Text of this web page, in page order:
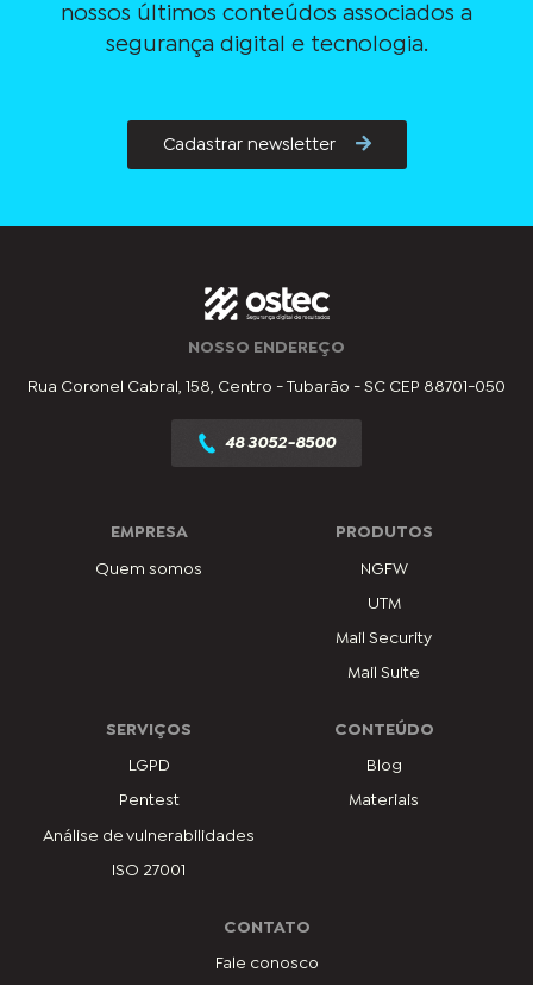
nossos últimos conteúdos associados a
segurança digital e tecnologia.
Cadastrar newsletter
NOSSO ENDEREÇO
Rua Coronel Cabral, 158, Centro - Tubarão - SC CEP 88701-050
48 3052-8500
EMPRESA
Quem somos
PRODUTOS
NGFW
UTM
Mail Security
Mail Suite
SERVIÇOS
LGPD
Pentest
Análise de vulnerabilidades
ISO 27001
CONTEÚDO
Blog
Materiais
CONTATO
Fale conosco